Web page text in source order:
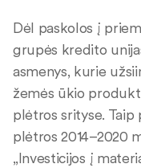
Dėl paskolos į
grupės kredito
asmenys, kurie
žemės ūkio
plėtros srityse.
plėtros 2014–2020
„Investicijos į